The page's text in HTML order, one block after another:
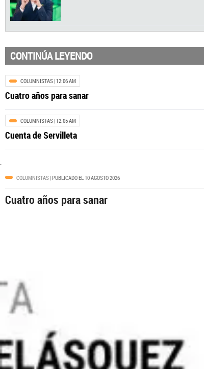
ECONOMÍA
La hoja de ruta económica de De
CONTINÚA LEYENDO
COLUMNISTAS| 12:06 AM
Cuatro años para sanar
COLUMNISTAS| 12:05 AM
Cuenta de Servilleta
.
COLUMNISTAS| PUBLICADO EL 10 AGOSTO 2026
Cuatro años para sanar